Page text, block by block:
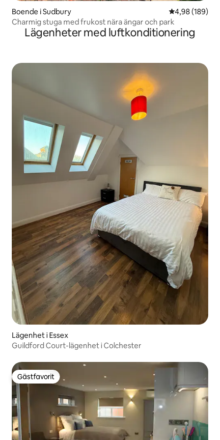
Boende i Sudbury 4,98 av 5 i
4,98 (189)
Charmig stuga med frukost nära ängar och park
Lägenheter med luftkonditionering
Lägenhet i Essex
Guildford Court-lägenhet i Colchester
Gästfavorit
Gästfavorit